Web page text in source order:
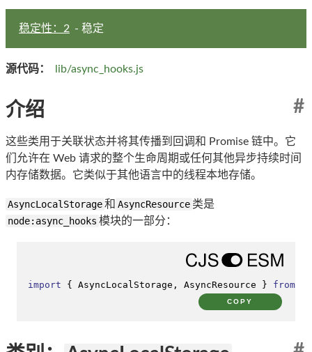
稳定性：2 - 稳定
源代码： lib/async_hooks.js
介绍 #
这些类用于关联状态并将其传播到回调和 Promise 链中。它
们允许在 Web 请求的整个生命周期或任何其他异步持续时间
内存储数据。它类似于其他语言中的线程本地存储。
AsyncLocalStorage和 AsyncResource 类是
node:async_hooks 模块的一部分：
import { AsyncLocalStorage , AsyncResource } from
COPY